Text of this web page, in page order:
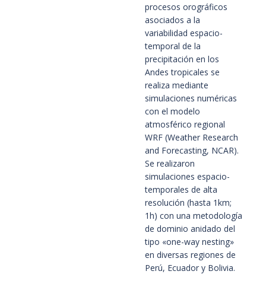
procesos orográficos
asociados a la
variabilidad espacio-
temporal de la
precipitación en los
Andes tropicales se
realiza mediante
simulaciones numéricas
con el modelo
atmosférico regional
WRF (Weather Research
and Forecasting, NCAR).
Se realizaron
simulaciones espacio-
temporales de alta
resolución (hasta 1km;
1h) con una metodología
de dominio anidado del
tipo «one-way nesting»
en diversas regiones de
Perú, Ecuador y Bolivia.